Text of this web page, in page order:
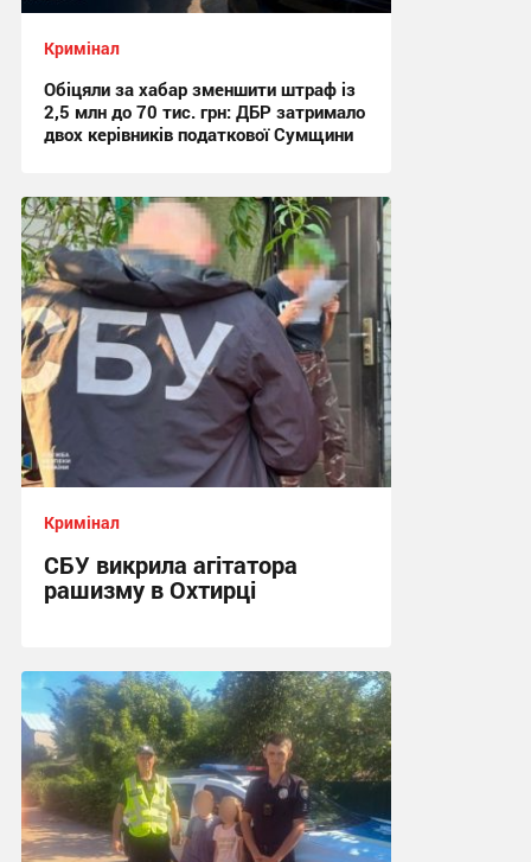
Кримінал
Обіцяли за хабар зменшити штраф із
2,5 млн до 70 тис. грн: ДБР затримало
двох керівників податкової Сумщини
17:42 сьогодні
Кримінал
СБУ викрила агітатора
рашизму в Охтирці
13:34 сьогодні